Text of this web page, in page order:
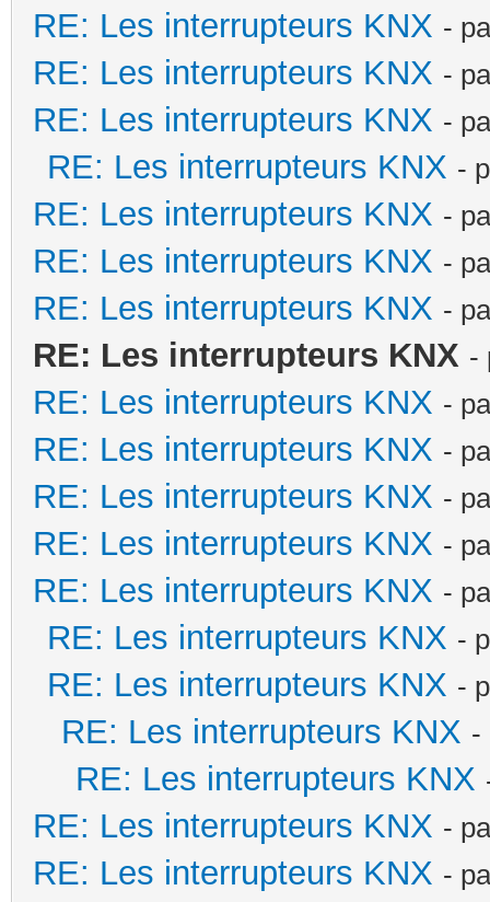
RE: Les interrupteurs KNX -
RE: Les interrupteurs KNX -
RE: Les interrupteurs KNX -
RE: Les interrupteurs KNX -
RE: Les interrupteurs KNX -
RE: Les interrupteurs KNX -
RE: Les interrupteurs KNX -
RE: Les interrupteurs KNX -
RE: Les interrupteurs KNX -
RE: Les interrupteurs KNX -
RE: Les interrupteurs KNX -
RE: Les interrupteurs KNX -
RE: Les interrupteurs KNX -
RE: Les interrupteurs KNX -
RE: Les interrupteurs KNX -
RE: Les interrupteurs KNX -
RE: Les interrupteurs KNX
RE: Les interrupteurs KNX -
RE: Les interrupteurs KNX -